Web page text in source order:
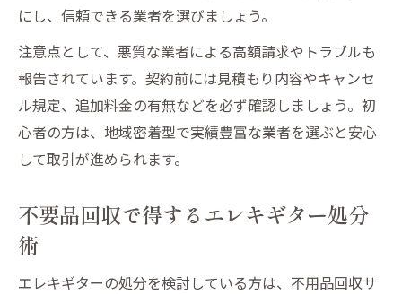
にし、信頼できる業者を選びましょう。
注意点として、悪質な業者による高額請求やトラブルも
報告されています。契約前には見積もり内容やキャンセ
ル規定、追加料金の有無などを必ず確認しましょう。初
心者の方は、地域密着型で実績豊富な業者を選ぶと安心
して取引が進められます。
不要品回収で得するエレキギター処分
術
エレキギターの処分を検討している方は、不用品回収サ